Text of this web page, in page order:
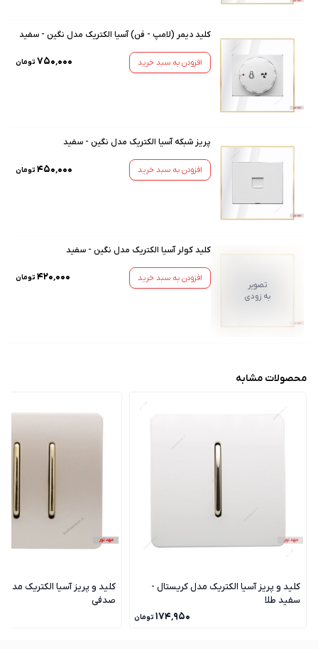
کلید دیمر (لامپ - فن) آسیا الکتریک مدل نگین - سفید
افزودن به سبد خرید ۷۵۰٬۰۰۰ تومان
پریز شبکه آسیا الکتریک مدل نگین - سفید
افزودن به سبد خرید ۴۵۰٬۰۰۰ تومان
تصویر
به زودی
کلید کولر آسیا الکتریک مدل نگین - سفید
افزودن به سبد خرید ۴۲۰٬۰۰۰ تومان
محصولات مشابه
کلید و پریز آسیا الکتریک مدل کریستال -
سفید طلا
۱۷۴٬۹۵۰ تومان
کلید و پریز آسیا الکتریک مدل
صدفی